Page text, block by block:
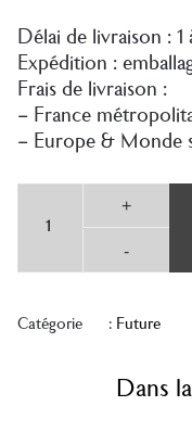
Délai de livraison : 1
Expédition :
Frais de livraison :
– France
– Europe & Monde
Future
&
+
-
Catégorie : Future
Dans